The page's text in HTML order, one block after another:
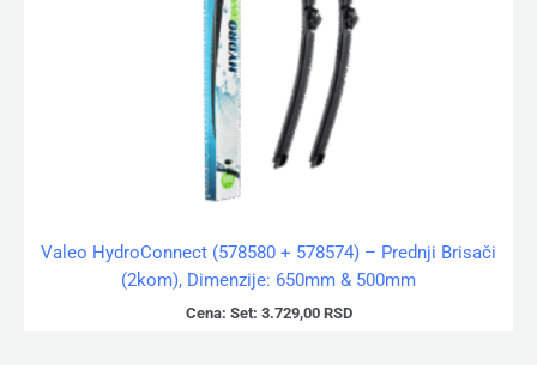
Valeo HydroConnect (578580 + 578574) – Prednji Brisači
(2kom), Dimenzije: 650mm & 500mm
Cena: Set: 3.729,00 RSD